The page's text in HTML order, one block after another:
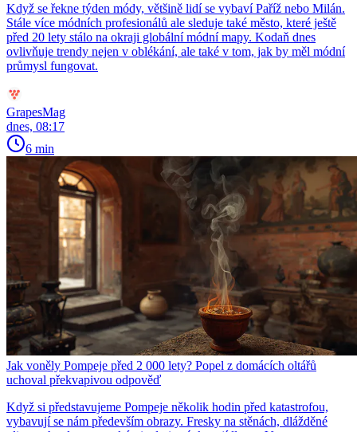
Když se řekne týden módy, většině lidí se vybaví Paříž nebo Milán.
Stále více módních profesionálů ale sleduje také město, které ještě
před 20 lety stálo na okraji globální módní mapy. Kodaň dnes
ovlivňuje trendy nejen v oblékání, ale také v tom, jak by měl módní
průmysl fungovat.
GrapesMag
dnes, 08:17
6 min
Jak voněly Pompeje před 2 000 lety? Popel z domácích oltářů
uchoval překvapivou odpověď
Když si představujeme Pompeje několik hodin před katastrofou,
vybavují se nám především obrazy. Fresky na stěnách, dlážděné